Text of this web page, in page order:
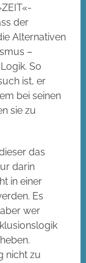
der
Alternativen
–
So
ist, er
bei seinen
sie zu
das
darin
in einer
Es
wer
nicht zu